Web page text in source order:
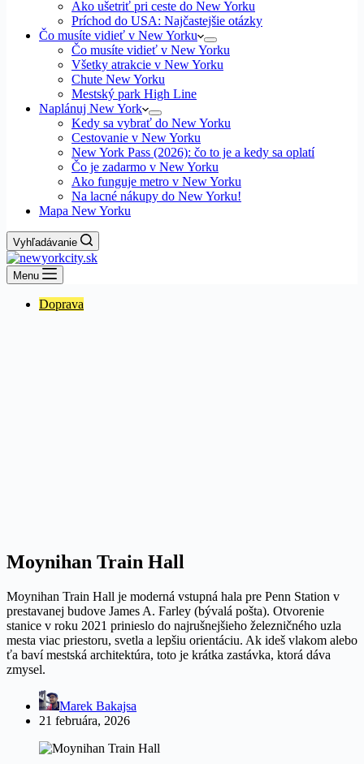
Ako ušetriť pri ceste do New Yorku
Príchod do USA: Najčastejšie otázky
Čo musíte vidieť v New Yorku
Čo musíte vidieť v New Yorku
Všetky atrakcie v New Yorku
Chute New Yorku
Mestský park High Line
Naplánuj New York
Kedy sa vybrať do New Yorku
Cestovanie v New Yorku
New York Pass (2026): čo to je a kedy sa oplatí
Čo je zadarmo v New Yorku
Ako funguje metro v New Yorku
Na lacné nákupy do New Yorku!
Mapa New Yorku
Vyhľadávanie
Menu
Doprava
Moynihan Train Hall
Moynihan Train Hall je moderná vstupná hala pre Penn Station v
prestavanej budove James A. Farley (bývalá pošta). Otvorenie
stanice v roku 2021 prinieslo do najrušnejšieho železničného uzla
mesta viac priestoru, svetla a lepšiu orientáciu. Ak ideš vlakom alebo
ťa baví mestská architektúra, toto je krátka zastávka, ktorá dáva
zmysel.
Marek Bakajsa
21 februára, 2026